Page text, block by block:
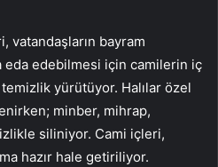
vatandaşların bayram
eda edebilmesi için camilerin iç
yürütüyor. Halılar özel
minber, mihrap,
siliniyor. Cami içleri,
hazır hale getiriliyor.